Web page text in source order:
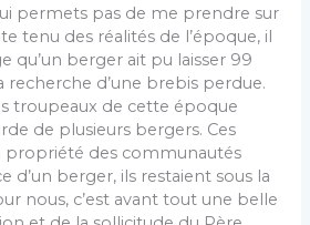
permets pas de me prendre sur
tenu des réalités de l’époque, il
qu’un berger ait pu laisser 99
recherche d’une brebis perdue.
troupeaux de cette époque
de plusieurs bergers. Ces
propriété des communautés
d’un berger, ils restaient sous la
nous, c’est avant tout une belle